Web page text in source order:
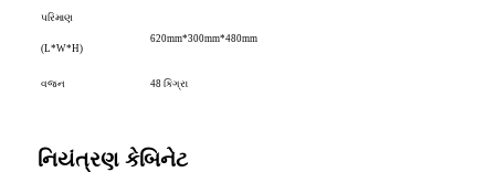
પરિમાણ
(L*W*H)
620mm*300mm*480mm
વજન 48 કિગ્રા
નિયંત્રણ કેબિનેટ